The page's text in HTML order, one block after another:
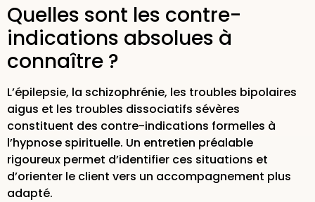
Quelles sont les contre-
indications absolues à
connaître ?
L’épilepsie, la schizophrénie, les troubles bipolaires
aigus et les troubles dissociatifs sévères
constituent des contre-indications formelles à
l’hypnose spirituelle. Un entretien préalable
rigoureux permet d’identifier ces situations et
d’orienter le client vers un accompagnement plus
adapté.